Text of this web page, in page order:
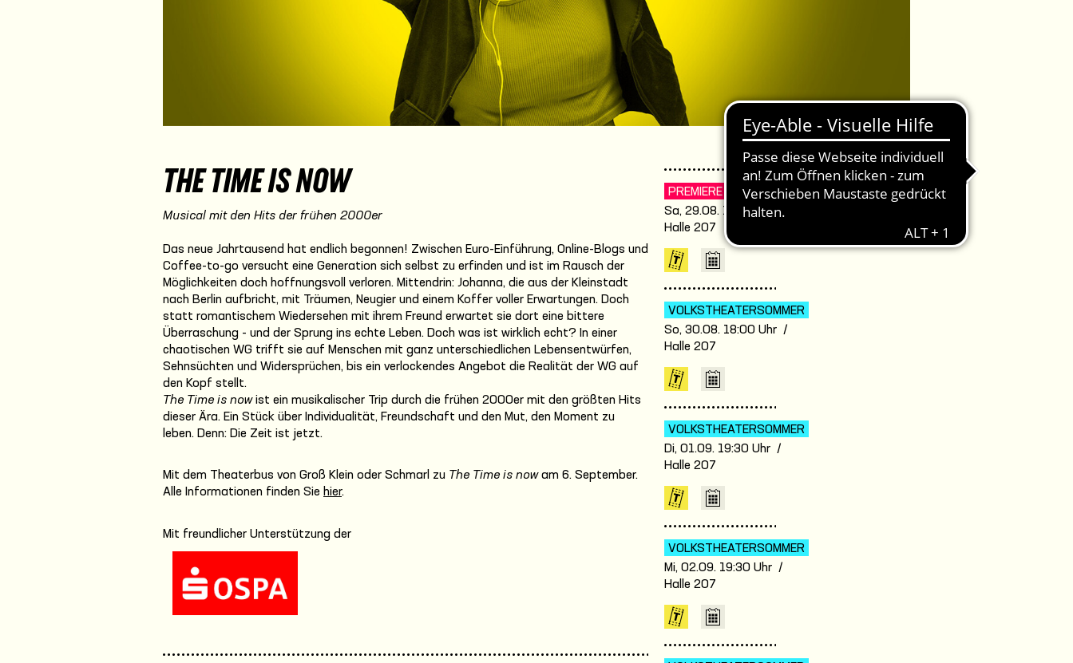
THE TIME IS NOW
Musical mit den Hits der frühen 2000er
Das neue Jahrtausend hat endlich begonnen! Zwischen Euro-Einführung, Online-Blogs und
Coffee-to-go versucht eine Generation sich selbst zu erfinden und ist im Rausch der
Möglichkeiten doch hoffnungsvoll verloren. Mittendrin: Johanna, die aus der Kleinstadt
nach Berlin aufbricht, mit Träumen, Neugier und einem Koffer voller Erwartungen. Doch
statt romantischem Wiedersehen mit ihrem Freund erwartet sie dort eine bittere
Überraschung - und der Sprung ins echte Leben. Doch was ist wirklich echt? In einer
chaotischen WG trifft sie auf Menschen mit ganz unterschiedlichen Lebensentwürfen,
Sehnsüchten und Widersprüchen, bis ein verlockendes Angebot die Realität der WG auf
den Kopf stellt.
The Time is nowist ein musikalischer Trip durch die frühen 2000er mit den größten Hits
dieser Ära. Ein Stück über Individualität, Freundschaft und den Mut, den Moment zu
leben. Denn: Die Zeit ist jetzt.
Mit dem Theaterbus von Groß Klein oder Schmarl zu The Time is nowam 6. September.
Alle Informationen finden Sie hier.
Mit freundlicher Unterstützung der
PREMIERE
VOLKSTHEATER­SOMMER
Sa, 29.08. 19:30 Uhr /
Halle 207
VOLKSTHEATER­SOMMER
So, 30.08. 18:00 Uhr /
Halle 207
VOLKSTHEATER­SOMMER
Di, 01.09. 19:30 Uhr /
Halle 207
VOLKSTHEATER­SOMMER
Mi, 02.09. 19:30 Uhr /
Halle 207